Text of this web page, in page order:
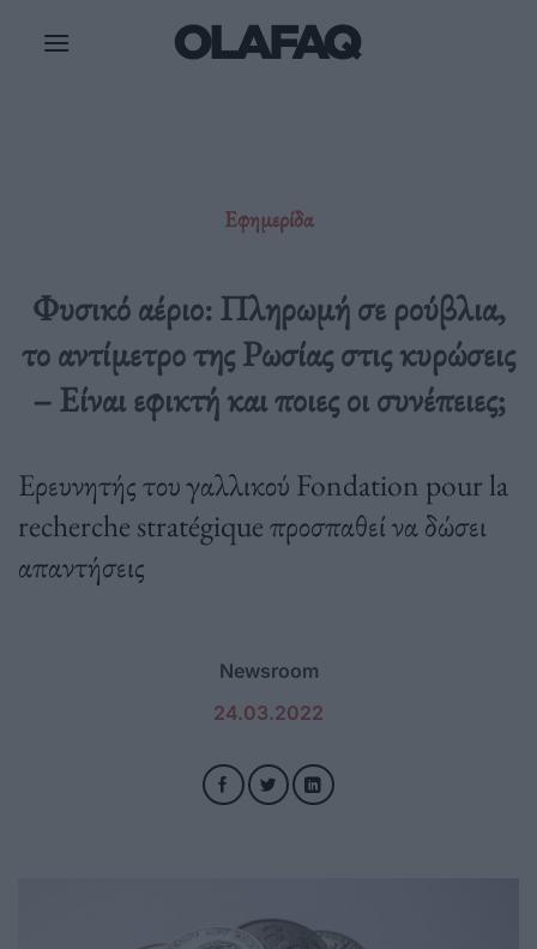
Εφημερίδα
Φυσικό αέριο: Πληρωμή σε ρούβλια,
το αντίμετρο της Ρωσίας στις κυρώσεις
– Είναι εφικτή και ποιες οι συνέπειες;
Ερευνητής του γαλλικού Fondation pour la
recherche stratégique προσπαθεί να δώσει
απαντήσεις
Newsroom
24.03.2022